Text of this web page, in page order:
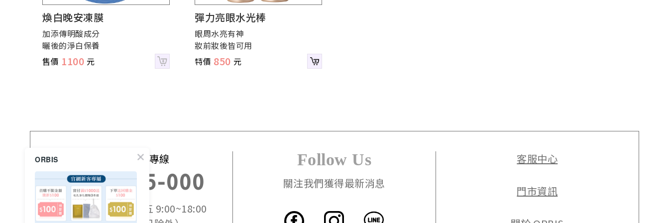
煥白晚安凍膜
加添傳明酸成分
曬後的淨白保養
1100
彈力亮眼水光棒
眼周水亮有神
妝前妝後皆可用
850
免付費訂購專線
0800-525-000
服務時間：週一~週五 9:00~18:00
Follow Us
關注我們獲得最新消息
客服中心
門市資訊
ORBIS